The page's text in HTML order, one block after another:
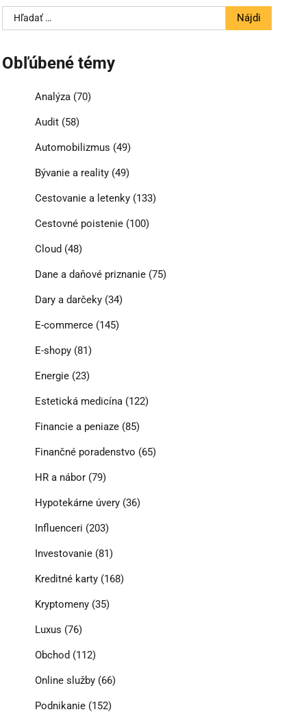
Hľadať:
Obľúbené témy
Analýza(70)
Audit(58)
Automobilizmus (49)
Bývanie a reality(49)
Cestovanie a letenky(133)
Cestovné poistenie(100)
Cloud (48)
Dane a daňové priznanie(75)
Dary a darčeky(34)
E-commerce(145)
E-shopy(81)
Energie(23)
Estetická medicína(122)
Financie a peniaze(85)
Finančné poradenstvo (65)
HR a nábor(79)
Hypotekárne úvery(36)
Influenceri (203)
Investovanie(81)
Kreditné karty(168)
Kryptomeny(35)
Luxus (76)
Obchod (112)
Online služby(66)
Podnikanie(152)